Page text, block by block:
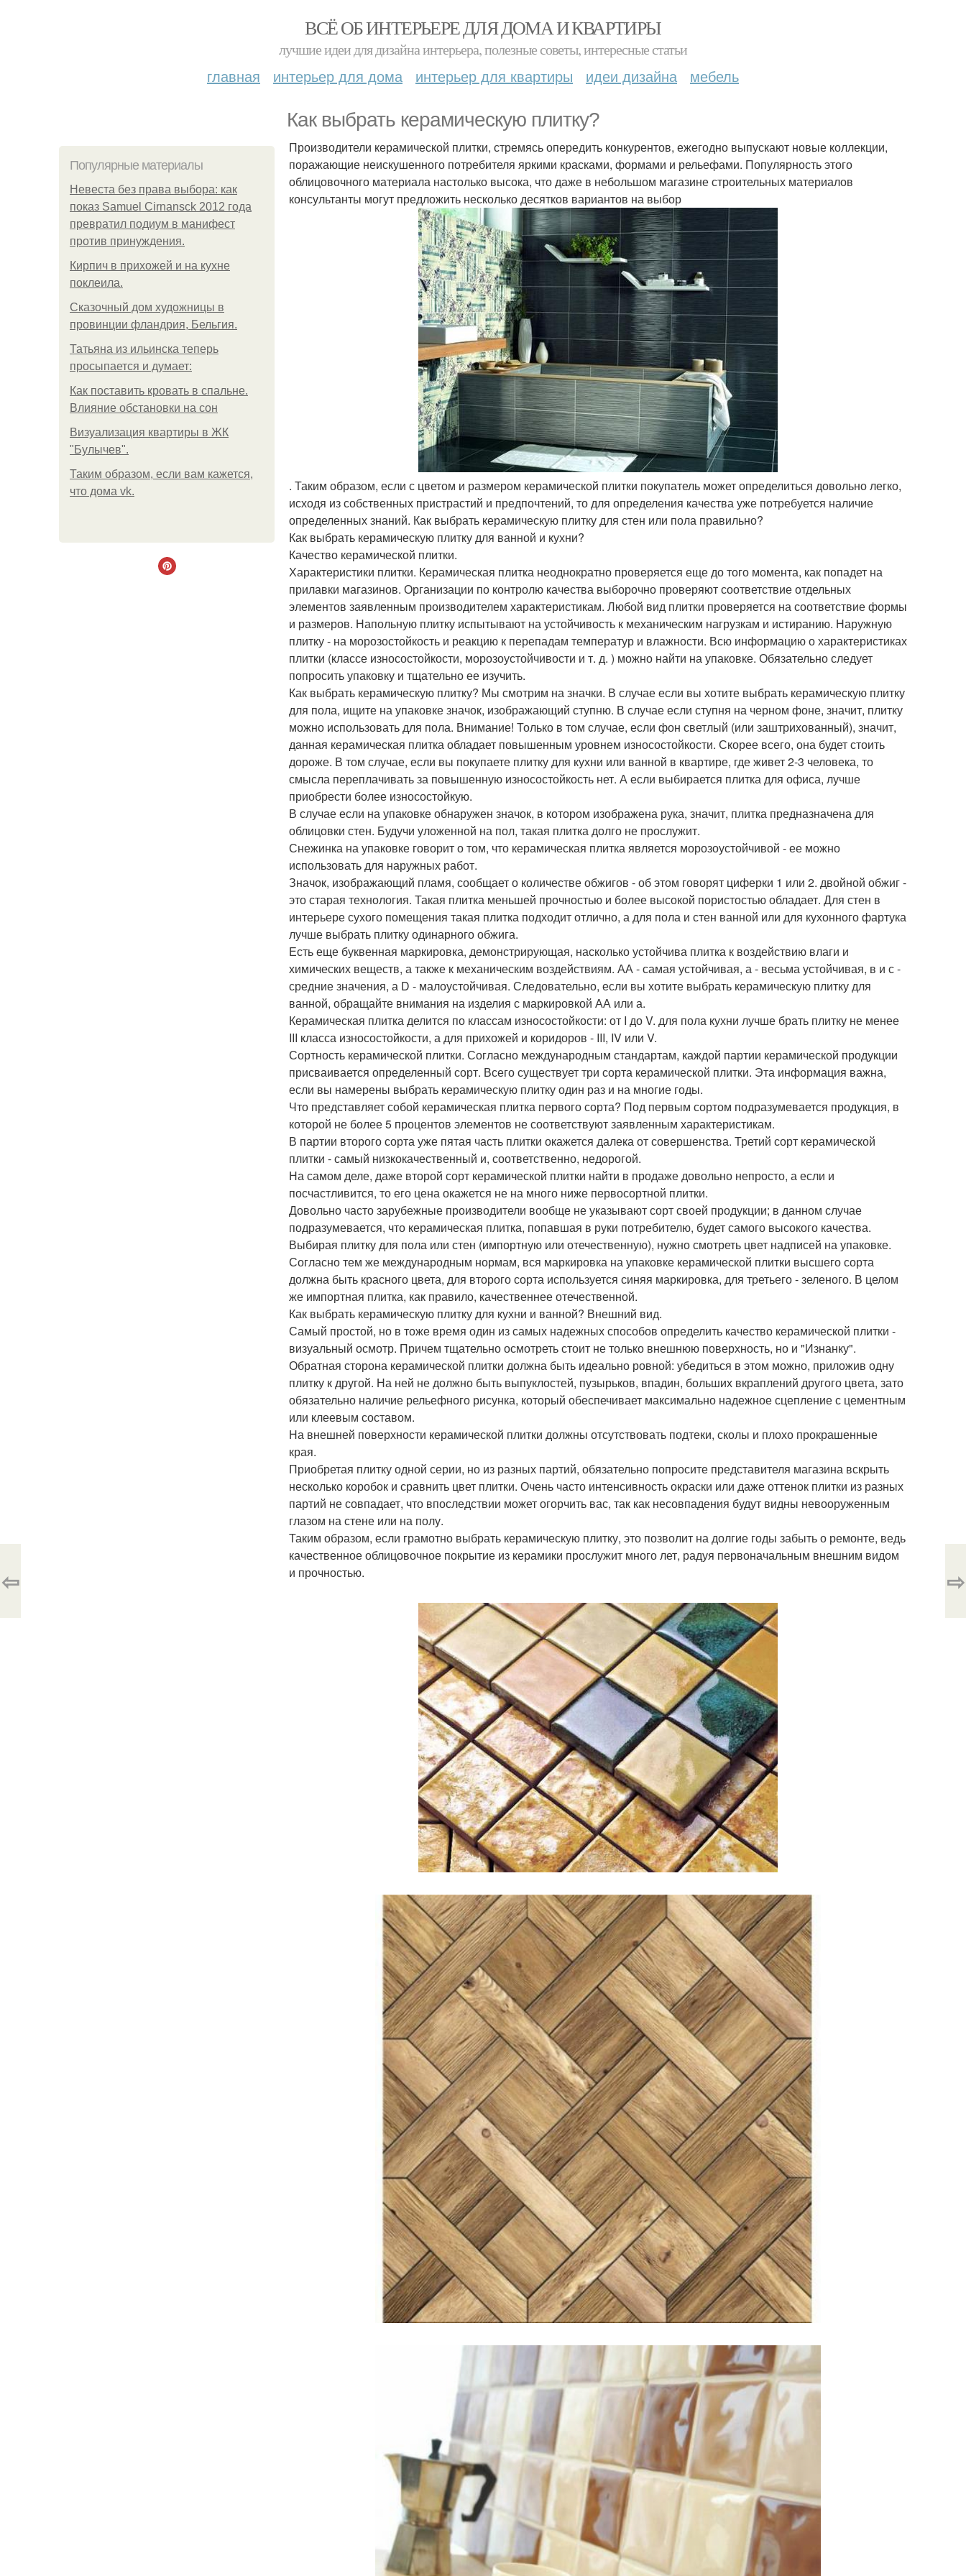
ВСЁ ОБ ИНТЕРЬЕРЕ ДЛЯ ДОМА И КВАРТИРЫ
лучшие идеи для дизайна интерьера, полезные советы, интересные статьи
главная интерьер для дома интерьер для квартиры идеи дизайна мебель
Как выбрать керамическую плитку?
Популярные материалы
Невеста без права выбора: как
показ Samuel Cirnansck 2012 года
превратил подиум в манифест
против принуждения.
Кирпич в прихожей и на кухне
поклеила.
Сказочный дом художницы в
провинции фландрия, Бельгия.
Татьяна из ильинска теперь
просыпается и думает:
Как поставить кровать в спальне.
Влияние обстановки на сон
Визуализация квартиры в ЖК
"Булычев".
Таким образом, если вам кажется,
что дома vk.
Производители керамической плитки, стремясь опередить конкурентов, ежегодно выпускают новые коллекции,
поражающие неискушенного потребителя яркими красками, формами и рельефами. Популярность этого
облицовочного материала настолько высока, что даже в небольшом магазине строительных материалов
консультанты могут предложить несколько десятков вариантов на выбор
. Таким образом, если с цветом и размером керамической плитки покупатель может определиться довольно легко,
исходя из собственных пристрастий и предпочтений, то для определения качества уже потребуется наличие
определенных знаний. Как выбрать керамическую плитку для стен или пола правильно?
Как выбрать керамическую плитку для ванной и кухни?
Качество керамической плитки.
Характеристики плитки. Керамическая плитка неоднократно проверяется еще до того момента, как попадет на
прилавки магазинов. Организации по контролю качества выборочно проверяют соответствие отдельных
элементов заявленным производителем характеристикам. Любой вид плитки проверяется на соответствие формы
и размеров. Напольную плитку испытывают на устойчивость к механическим нагрузкам и истиранию. Наружную
плитку - на морозостойкость и реакцию к перепадам температур и влажности. Всю информацию о характеристиках
плитки (классе износостойкости, морозоустойчивости и т. д. ) можно найти на упаковке. Обязательно следует
попросить упаковку и тщательно ее изучить.
Как выбрать керамическую плитку? Мы смотрим на значки. В случае если вы хотите выбрать керамическую плитку
для пола, ищите на упаковке значок, изображающий ступню. В случае если ступня на черном фоне, значит, плитку
можно использовать для пола. Внимание! Только в том случае, если фон светлый (или заштрихованный), значит,
данная керамическая плитка обладает повышенным уровнем износостойкости. Скорее всего, она будет стоить
дороже. В том случае, если вы покупаете плитку для кухни или ванной в квартире, где живет 2-3 человека, то
смысла переплачивать за повышенную износостойкость нет. А если выбирается плитка для офиса, лучше
приобрести более износостойкую.
В случае если на упаковке обнаружен значок, в котором изображена рука, значит, плитка предназначена для
облицовки стен. Будучи уложенной на пол, такая плитка долго не прослужит.
Снежинка на упаковке говорит о том, что керамическая плитка является морозоустойчивой - ее можно
использовать для наружных работ.
Значок, изображающий пламя, сообщает о количестве обжигов - об этом говорят циферки 1 или 2. двойной обжиг -
это старая технология. Такая плитка меньшей прочностью и более высокой пористостью обладает. Для стен в
интерьере сухого помещения такая плитка подходит отлично, а для пола и стен ванной или для кухонного фартука
лучше выбрать плитку одинарного обжига.
Есть еще буквенная маркировка, демонстрирующая, насколько устойчива плитка к воздействию влаги и
химических веществ, а также к механическим воздействиям. АА - самая устойчивая, а - весьма устойчивая, в и с -
средние значения, а D - малоустойчивая. Следовательно, если вы хотите выбрать керамическую плитку для
ванной, обращайте внимания на изделия с маркировкой АА или а.
Керамическая плитка делится по классам износостойкости: от I до V. для пола кухни лучше брать плитку не менее
III класса износостойкости, а для прихожей и коридоров - III, IV или V.
Сортность керамической плитки. Согласно международным стандартам, каждой партии керамической продукции
присваивается определенный сорт. Всего существует три сорта керамической плитки. Эта информация важна,
если вы намерены выбрать керамическую плитку один раз и на многие годы.
Что представляет собой керамическая плитка первого сорта? Под первым сортом подразумевается продукция, в
которой не более 5 процентов элементов не соответствуют заявленным характеристикам.
В партии второго сорта уже пятая часть плитки окажется далека от совершенства. Третий сорт керамической
плитки - самый низкокачественный и, соответственно, недорогой.
На самом деле, даже второй сорт керамической плитки найти в продаже довольно непросто, а если и
посчастливится, то его цена окажется не на много ниже первосортной плитки.
Довольно часто зарубежные производители вообще не указывают сорт своей продукции; в данном случае
подразумевается, что керамическая плитка, попавшая в руки потребителю, будет самого высокого качества.
Выбирая плитку для пола или стен (импортную или отечественную), нужно смотреть цвет надписей на упаковке.
Согласно тем же международным нормам, вся маркировка на упаковке керамической плитки высшего сорта
должна быть красного цвета, для второго сорта используется синяя маркировка, для третьего - зеленого. В целом
же импортная плитка, как правило, качественнее отечественной.
Как выбрать керамическую плитку для кухни и ванной? Внешний вид.
Самый простой, но в тоже время один из самых надежных способов определить качество керамической плитки -
визуальный осмотр. Причем тщательно осмотреть стоит не только внешнюю поверхность, но и "Изнанку".
Обратная сторона керамической плитки должна быть идеально ровной: убедиться в этом можно, приложив одну
плитку к другой. На ней не должно быть выпуклостей, пузырьков, впадин, больших вкраплений другого цвета, зато
обязательно наличие рельефного рисунка, который обеспечивает максимально надежное сцепление с цементным
или клеевым составом.
На внешней поверхности керамической плитки должны отсутствовать подтеки, сколы и плохо прокрашенные
края.
Приобретая плитку одной серии, но из разных партий, обязательно попросите представителя магазина вскрыть
несколько коробок и сравнить цвет плитки. Очень часто интенсивность окраски или даже оттенок плитки из разных
партий не совпадает, что впоследствии может огорчить вас, так как несовпадения будут видны невооруженным
глазом на стене или на полу.
Таким образом, если грамотно выбрать керамическую плитку, это позволит на долгие годы забыть о ремонте, ведь
качественное облицовочное покрытие из керамики прослужит много лет, радуя первоначальным внешним видом
и прочностью.
⇦ ⇨